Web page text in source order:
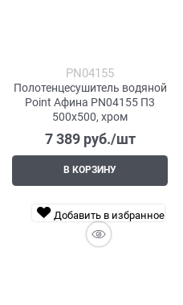
PN04155
Полотенцесушитель водяной
Point Афина PN04155 П3
500x500, хром
7 389 руб./шт
В КОРЗИНУ
Добавить в избранное